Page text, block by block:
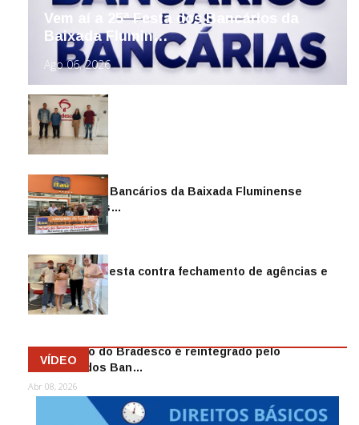
Vem aí a 25ª Festa dos Bancários da
Baixada Flumin…
Ago 06, 2026
Sindicato dos Bancários da Baixada Fluminense
reintegra mais…
Jul 14, 2026
Sindicato protesta contra fechamento de agências e
as demiss…
Mai 13, 2026
Funcionário do Bradesco é reintegrado pelo
Sindicato dos Ban…
Abr 08, 2026
VÍDEO